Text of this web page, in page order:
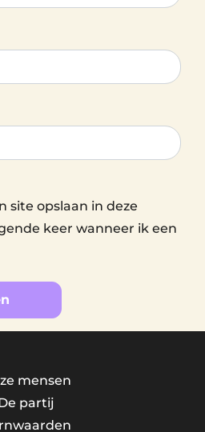
site opslaan in deze
keer wanneer ik een
mensen
partij